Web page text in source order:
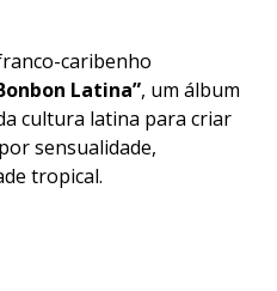
caribenho
Latina”, um álbum
cultura latina para criar
sensualidade,
tropical.